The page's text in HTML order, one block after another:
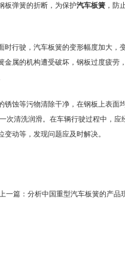
板弹簧的折断，为保护汽车板簧，防
行驶，汽车板簧的变形幅度加大，
金属的机构遭受破坏，钢板过度疲劳
锈蚀等污物清除干净，在钢板上表面
次清洗润滑。在车辆行驶过程中，
动等，发现问题应及时解决。
分析中国重型汽车板簧的产品
一篇：